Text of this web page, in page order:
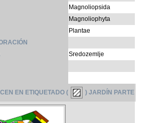
Magnoliopsida
Magnoliophyta
Plantae
Sredozemlje
EN ETIQUETADO ( ) JARDÍN PARTE